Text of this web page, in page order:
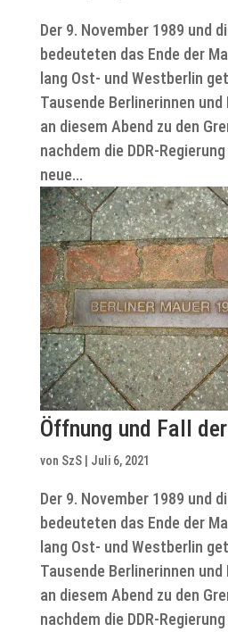
Der 9. November 1989 und
bedeuteten das Ende der
lang Ost- und Westberlin
Tausende Berlinerinnen
an diesem Abend zu den
nachdem die DDR-
neue...
Öffnung und Fall
von SzS| Juli 6, 2021
Der 9. November 1989 und
bedeuteten das Ende der
lang Ost- und Westberlin
Tausende Berlinerinnen
an diesem Abend zu den
nachdem die DDR-